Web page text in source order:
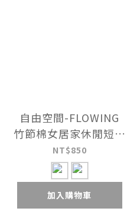
自由空間-FLOWING
竹節棉女居家休閒短褲
UE0Y3225
NT$850
加入購物車